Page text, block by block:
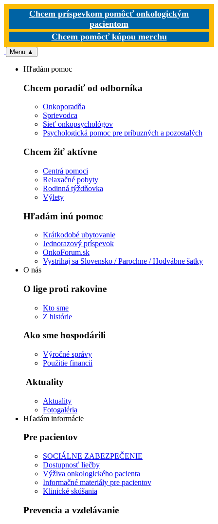
Chcem príspevkom pomôcť onkologickým
pacientom
Chcem pomôcť kúpou merchu
Menu ▲
Hľadám pomoc
Chcem poradiť od odborníka
Onkoporadňa
Sprievodca
Sieť onkopsychológov
Psychologická pomoc pre príbuzných a pozostalých
Chcem žiť aktívne
Centrá pomoci
Relaxačné pobyty
Rodinná týždňovka
Výlety
Hľadám inú pomoc
Krátkodobé ubytovanie
Jednorazový príspevok
OnkoForum.sk
Vystrihaj sa Slovensko / Parochne / Hodvábne šatky
O nás
O lige proti rakovine
Kto sme
Z histórie
Ako sme hospodárili
Výročné správy
Použitie financií
Aktuality
Aktuality
Fotogaléria
Hľadám informácie
Pre pacientov
SOCIÁLNE ZABEZPEČENIE
Dostupnosť liečby
Výživa onkologického pacienta
Informačné materiály pre pacientov
Klinické skúšania
Prevencia a vzdelávanie